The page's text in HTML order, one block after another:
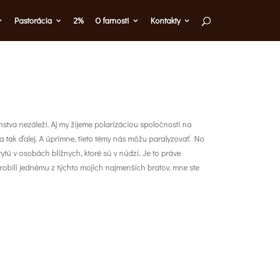
Pastorácia 2% O farnosti Kontakty
nezáleží. Aj my žijeme polarizáciou spoločnosti na
ďalej. A úprimne, tieto témy nás môžu paralyzovať. No
v osobách blížnych, ktoré sú v núdzi. Je to práve
jednému z týchto mojich najmenších bratov, mne ste